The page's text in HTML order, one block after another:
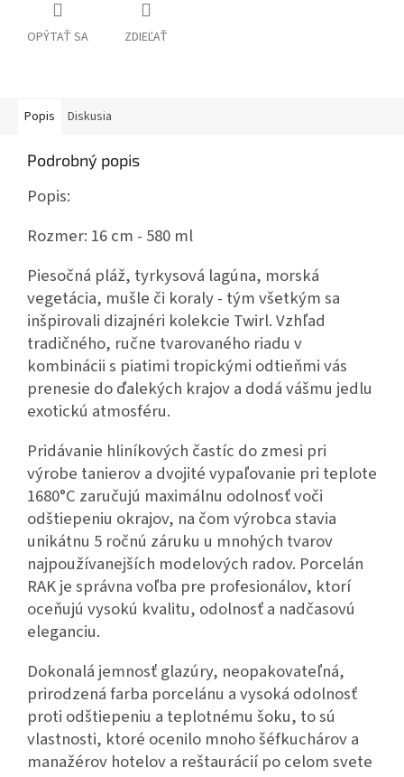
OPÝTAŤ SA ZDIEĽAŤ
Popis Diskusia
Podrobný popis
Popis:
Rozmer: 16 cm - 580 ml
Piesočná pláž, tyrkysová lagúna, morská
vegetácia, mušle či koraly - tým všetkým sa
inšpirovali dizajnéri kolekcie Twirl. Vzhľad
tradičného, ručne tvarovaného riadu v
kombinácii s piatimi tropickými odtieňmi vás
prenesie do ďalekých krajov a dodá vášmu jedlu
exotickú atmosféru.
Pridávanie hliníkových častíc do zmesi pri
výrobe tanierov a dvojité vypaľovanie pri teplote
1680°C zaručujú maximálnu odolnosť voči
odštiepeniu okrajov, na čom výrobca stavia
unikátnu 5 ročnú záruku u mnohých tvarov
najpoužívanejších modelových radov. Porcelán
RAK je správna voľba pre profesionálov, ktorí
oceňujú vysokú kvalitu, odolnosť a nadčasovú
eleganciu.
Dokonalá jemnosť glazúry, neopakovateľná,
prirodzená farba porcelánu a vysoká odolnosť
proti odštiepeniu a teplotnému šoku, to sú
vlastnosti, ktoré ocenilo mnoho šéfkuchárov a
manažérov hotelov a reštaurácií po celom svete